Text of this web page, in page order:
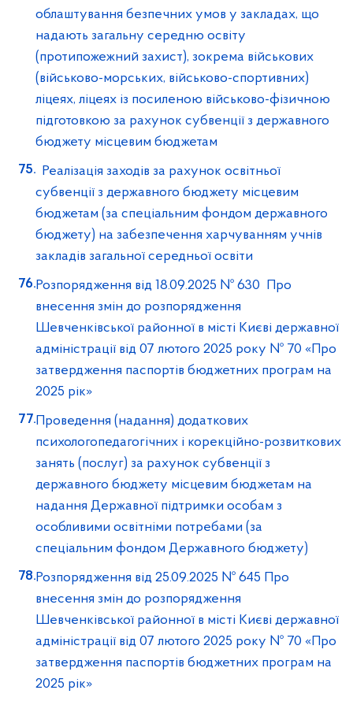
облаштування безпечних умов у закладах, що
надають загальну середню освіту
(протипожежний захист), зокрема військових
(військово-морських, військово-спортивних)
ліцеях, ліцеях із посиленою військово-фізичною
підготовкою за рахунок субвенції з державного
бюджету місцевим бюджетам
Реалізація заходів за рахунок освітньої
субвенції з державного бюджету місцевим
бюджетам (за спеціальним фондом державного
бюджету) на забезпечення харчуванням учнів
закладів загальної середньої освіти
Розпорядження від 18.09.2025 № 630 Про
внесення змін до розпорядження
Шевченківської районної в місті Києві державної
адміністрації від 07 лютого 2025 року № 70 «Про
затвердження паспортів бюджетних програм на
2025 рік»
Проведення (надання) додаткових
психологопедагогічних і корекційно-розвиткових
занять (послуг) за рахунок субвенції з
державного бюджету місцевим бюджетам на
надання Державної підтримки особам з
особливими освітніми потребами (за
спеціальним фондом Державного бюджету)
Розпорядження від 25.09.2025 № 645 Про
внесення змін до розпорядження
Шевченківської районної в місті Києві державної
адміністрації від 07 лютого 2025 року № 70 «Про
затвердження паспортів бюджетних програм на
2025 рік»